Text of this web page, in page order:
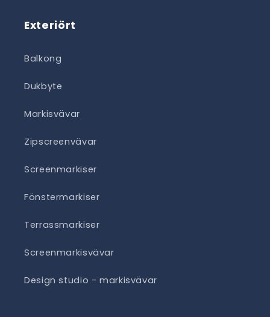
Exteriört
Balkong
Dukbyte
Markisvävar
Zipscreenvävar
Screenmarkiser
Fönstermarkiser
Terrassmarkiser
Screenmarkisvävar
Design studio - markisvävar